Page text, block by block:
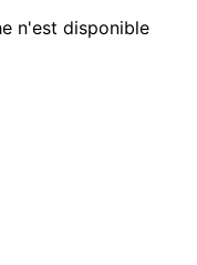
n'est disponible